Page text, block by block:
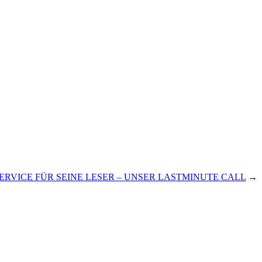
FÜR SEINE LESER – UNSER LASTMINUTE CALL →